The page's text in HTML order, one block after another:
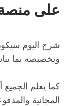
على
شرح اليوم
وتخصيصه بما
كما يعلم
المجانية